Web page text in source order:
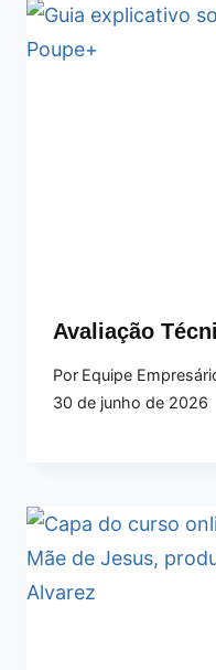
Avaliação
Por Equipe
30 de junho de 2026